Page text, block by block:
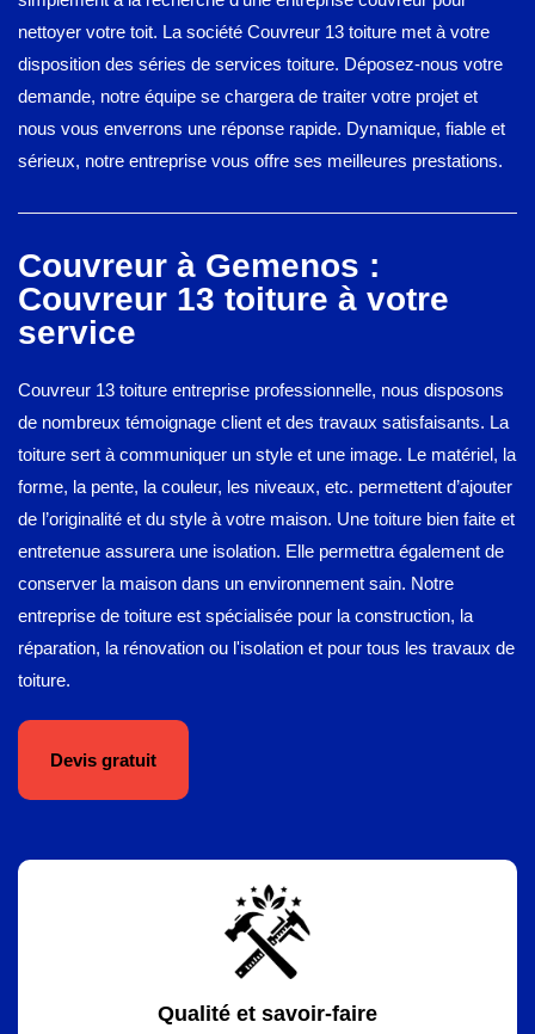
nettoyer votre toit. La société Couvreur 13 toiture met à votre
disposition des séries de services toiture. Déposez-nous votre
demande, notre équipe se chargera de traiter votre projet et
nous vous enverrons une réponse rapide. Dynamique, fiable et
sérieux, notre entreprise vous offre ses meilleures prestations.
Couvreur à Gemenos :
Couvreur 13 toiture à votre
service
Couvreur 13 toiture entreprise professionnelle, nous disposons
de nombreux témoignage client et des travaux satisfaisants. La
toiture sert à communiquer un style et une image. Le matériel, la
forme, la pente, la couleur, les niveaux, etc. permettent d’ajouter
de l’originalité et du style à votre maison. Une toiture bien faite et
entretenue assurera une isolation. Elle permettra également de
conserver la maison dans un environnement sain. Notre
entreprise de toiture est spécialisée pour la construction, la
réparation, la rénovation ou l'isolation et pour tous les travaux de
toiture.
Devis gratuit
Qualité et savoir-faire